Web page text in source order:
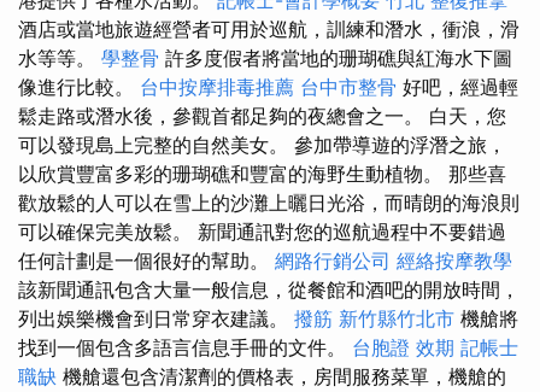
酒店或當地旅遊經營者可用於巡航，訓練和潛水，衝浪，滑
水等等。 學整骨 許多度假者將當地的珊瑚礁與紅海水下圖
像進行比較。 台中按摩排毒推薦 台中市整骨 好吧，經過輕
鬆走路或潛水後，參觀首都足夠的夜總會之一。 白天，您
可以發現島上完整的自然美女。 參加帶導遊的浮潛之旅，
以欣賞豐富多彩的珊瑚礁和豐富的海野生動植物。 那些喜
歡放鬆的人可以在雪上的沙灘上曬日光浴，而晴朗的海浪則
可以確保完美放鬆。 新聞通訊對您的巡航過程中不要錯過
任何計劃是一個很好的幫助。 網路行銷公司 經絡按摩教學
該新聞通訊包含大量一般信息，從餐館和酒吧的開放時間，
列出娛樂機會到日常穿衣建議。 撥筋 新竹縣竹北市 機艙將
找到一個包含多語言信息手冊的文件。 台胞證 效期 記帳士
職缺 機艙還包含清潔劑的價格表，房間服務菜單，機艙的